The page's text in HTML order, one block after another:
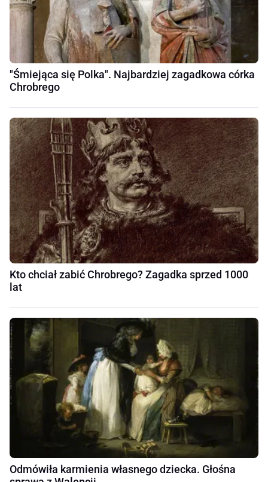
"Śmiejąca się Polka". Najbardziej zagadkowa córka
Chrobrego
Kto chciał zabić Chrobrego? Zagadka sprzed 1000
lat
Odmówiła karmienia własnego dziecka. Głośna